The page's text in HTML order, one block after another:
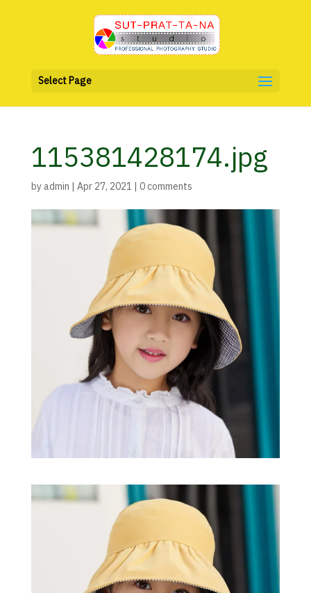
Select Page
115381428174.jpg
byadmin | Apr 27, 2021 | 0 comments